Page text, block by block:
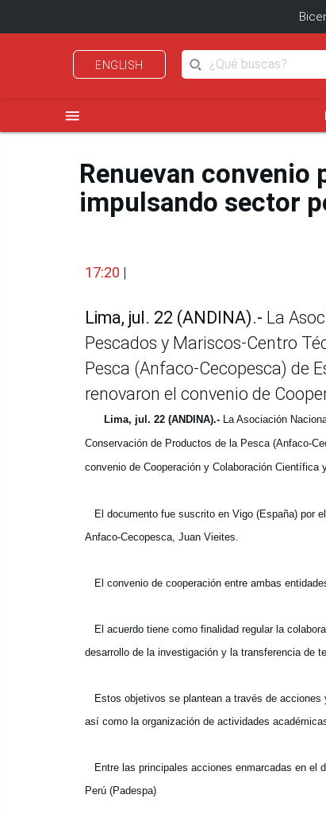
ENGLISH
menu
Renuevan convenio
impulsando sector
17:20 |
Lima, jul. 22 (ANDINA).- La
Pescados y Mariscos-Centro
Pesca (Anfaco-Cecopesca) de
renovaron el convenio de
Lima, jul. 22 (ANDINA).- La Asociación
Conservación de Productos de la Pesca (Anfaco-
convenio de Cooperación y Colaboración Científica
El documento fue suscrito en Vigo (España) por
Anfaco-Cecopesca, Juan Vieites.
El convenio de cooperación entre ambas
El acuerdo tiene como finalidad regular la
desarrollo de la investigación y la transferencia de
Estos objetivos se plantean a través de
así como la organización de actividades
Entre las principales acciones enmarcadas en el
Perú (Padespa)